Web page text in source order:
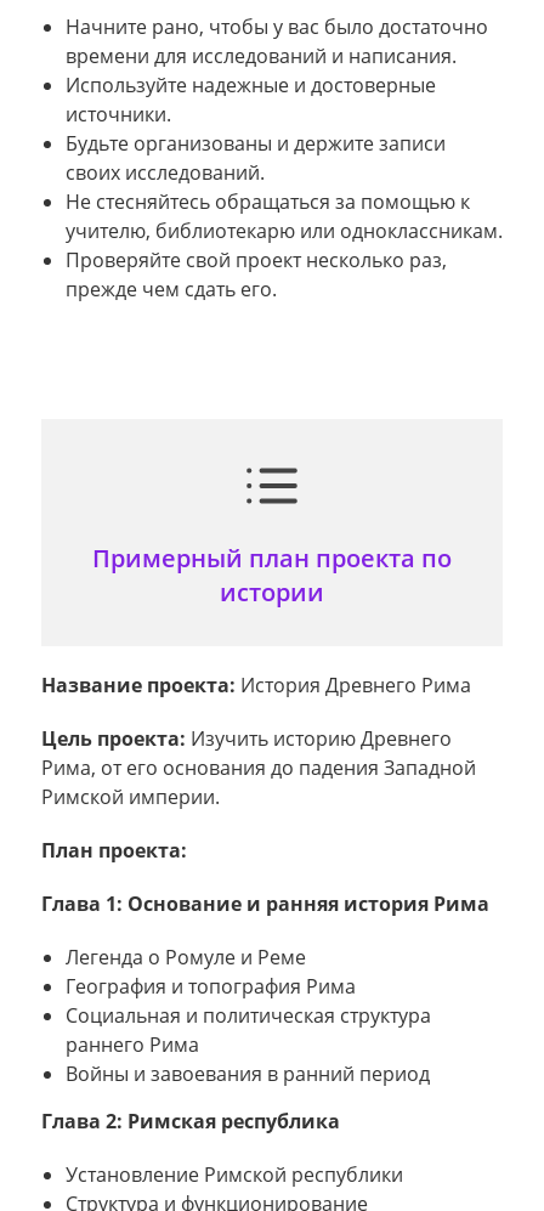
Начните рано, чтобы у вас было достаточно
времени для исследований и написания.
Используйте надежные и достоверные
источники.
Будьте организованы и держите записи
своих исследований.
Не стесняйтесь обращаться за помощью к
учителю, библиотекарю или одноклассникам.
Проверяйте свой проект несколько раз,
прежде чем сдать его.
Примерный план проекта по
истории
Название проекта: История Древнего Рима
Цель проекта: Изучить историю Древнего
Рима, от его основания до падения Западной
Римской империи.
План проекта:
Глава 1: Основание и ранняя история Рима
Легенда о Ромуле и Реме
География и топография Рима
Социальная и политическая структура
раннего Рима
Войны и завоевания в ранний период
Глава 2: Римская республика
Установление Римской республики
Структура и функционирование